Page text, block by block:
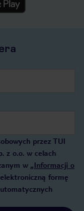
przez TUI
z o.o. w celach
w „Informacji o
formę